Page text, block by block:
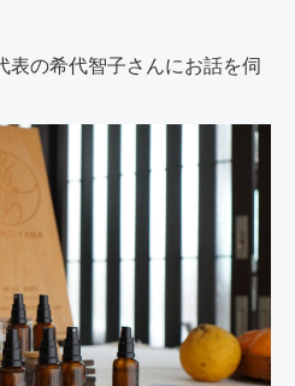
表の希代智子さんにお話を伺